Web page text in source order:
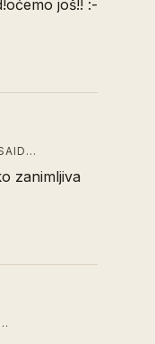
još!! :-
zanimljiva